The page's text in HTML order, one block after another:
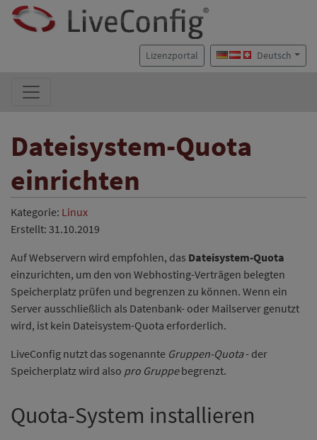
Lizenzportal Deutsch
Dateisystem-Quota
einrichten
Kategorie: Linux
Erstellt: 31.10.2019
Auf Webservern wird empfohlen, das Dateisystem-Quota
einzurichten, um den von Webhosting-Verträgen belegten
Speicherplatz prüfen und begrenzen zu können. Wenn ein
Server ausschließlich als Datenbank- oder Mailserver genutzt
wird, ist kein Dateisystem-Quota erforderlich.
LiveConfig nutzt das sogenannte Gruppen-Quota- der
Speicherplatz wird also pro Gruppebegrenzt.
Quota-System installieren